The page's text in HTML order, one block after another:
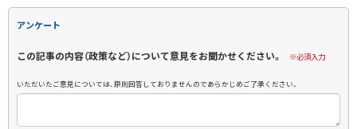
アンケート
この記事の内容（政策など）について意見をお聞かせください。 ※必須入力
いただいたご意見については、原則回答しておりませんのであらかじめご了承ください。